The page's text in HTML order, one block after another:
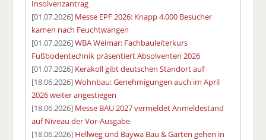
Insolvenzantrag
[01.07.2026] Messe EPF 2026: Knapp 4.000 Besucher
kamen nach Feuchtwangen
[01.07.2026]WBA Weimar: Fachbauleiterkurs
Fußbodentechnik präsentiert Absolventen 2026
[01.07.2026] Kerakoll gibt deutschen Standort auf
[18.06.2026]Wohnbau: Genehmigungen auch im April
2026 weiter angestiegen
[18.06.2026] Messe BAU 2027 vermeldet Anmeldestand
auf Niveau der Vor-Ausgabe
[18.06.2026] Hellweg und Baywa Bau & Garten gehen in